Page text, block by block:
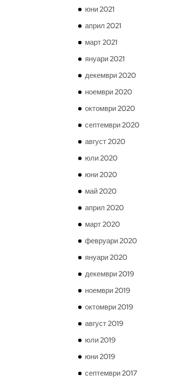
юни 2021
април 2021
март 2021
януари 2021
декември 2020
ноември 2020
октомври 2020
септември 2020
август 2020
юли 2020
юни 2020
май 2020
април 2020
март 2020
февруари 2020
януари 2020
декември 2019
ноември 2019
октомври 2019
август 2019
юли 2019
юни 2019
септември 2017